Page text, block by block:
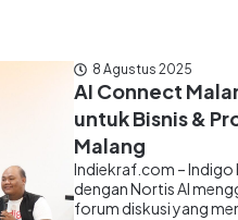
8 Agustus 2025
AI Connect
untuk Bisnis &
Malang
Indiekraf.com –
dengan Nortis AI
forum diskusi yang